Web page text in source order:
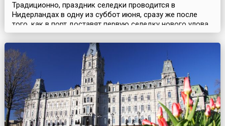
Традиционно, праздник селедки проводится в
Нидерландах в одну из суббот июня, сразу же после
того, как в порт доставят первую селедку нового улова.
Этот улов — особенный, поскольку к концу мая сельдь
достигает идеального размера и нагуливает 14
процентов жирности. Этот праздник часто называют
также «День флажков» (нидерл. Vlaggetjesdag). Флажки
фигурируют в названии народных гуляний потому, чт...